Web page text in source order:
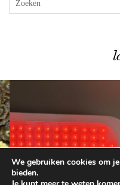
We gebruiken cookies om
bieden.